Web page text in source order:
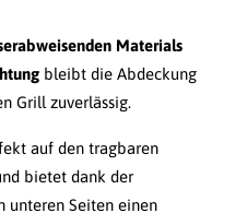
Materials
bleibt die Abdeckung
Grill zuverlässig.
auf den tragbaren
bietet dank der
unteren Seiten einen